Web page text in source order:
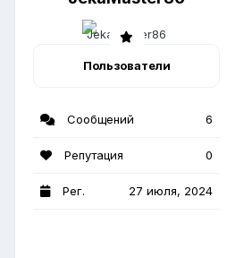
Пользователи
Сообщений 6
Репутация 0
Рег. 27 июля, 2024